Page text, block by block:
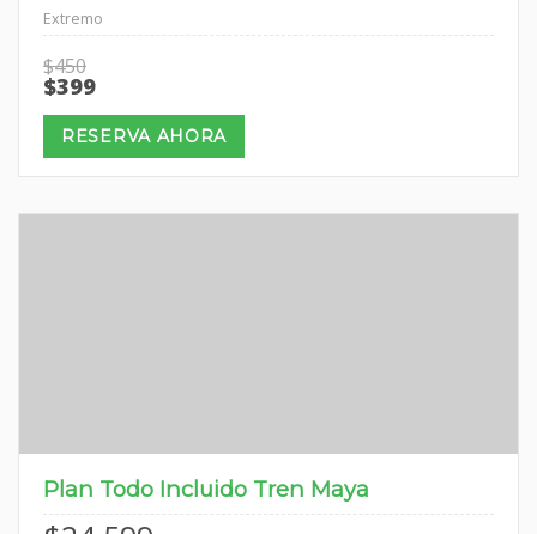
Extremo
$450
Original
was:
$450.
$399Current
is:
$399.
RESERVA AHORA
Plan Todo Incluido Tren Maya